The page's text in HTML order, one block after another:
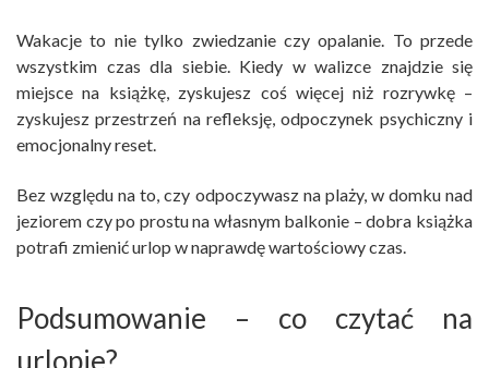
Wakacje to nie tylko zwiedzanie czy opalanie. To przede
wszystkim czas dla siebie. Kiedy w walizce znajdzie się
miejsce na książkę, zyskujesz coś więcej niż rozrywkę –
zyskujesz przestrzeń na refleksję, odpoczynek psychiczny i
emocjonalny reset.
Bez względu na to, czy odpoczywasz na plaży, w domku nad
jeziorem czy po prostu na własnym balkonie – dobra książka
potrafi zmienić urlop w naprawdę wartościowy czas.
Podsumowanie – co czytać na
urlopie?